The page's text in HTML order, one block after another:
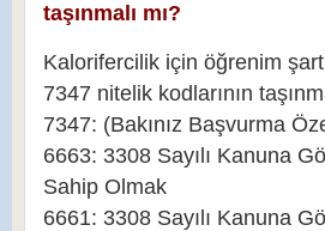
taşınmalı mı?
Kalorifercilik için öğrenim
7347 nitelik kodlarının
7347: (Bakınız Başvurma
6663: 3308 Sayılı Kanuna
Sahip Olmak
6661: 3308 Sayılı Kanuna